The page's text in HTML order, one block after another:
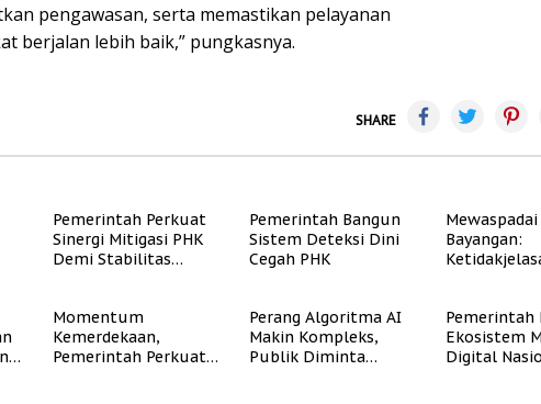
pengawasan, serta memastikan pelayanan
berjalan lebih baik,” pungkasnya.
SHARE
Pemerintah Perkuat
Sinergi Mitigasi PHK
Demi Stabilitas
Pemerintah Bangun
Sistem Deteksi Dini
Cegah PHK
Bayangan:
Momentum
Kemerdekaan,
Pemerintah Perkuat
Perang Algoritma AI
Makin Kompleks,
Publik Diminta
Pemerintah
Ekosistem
Digital